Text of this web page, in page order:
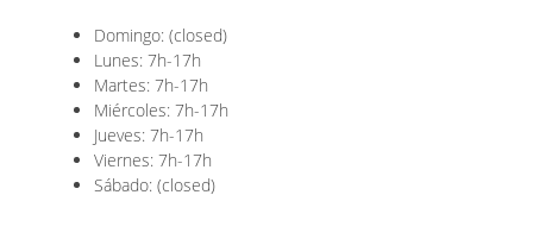
Domingo: (closed)
Lunes: 7h-17h
Martes: 7h-17h
Miércoles: 7h-17h
Jueves: 7h-17h
Viernes: 7h-17h
Sábado: (closed)